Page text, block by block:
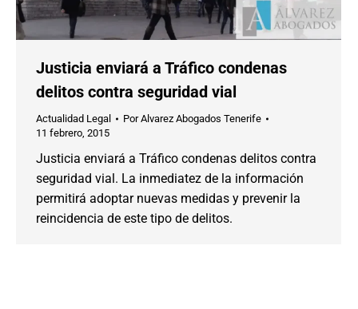
Justicia enviará a Tráfico condenas
delitos contra seguridad vial
Actualidad Legal PorAlvarez Abogados Tenerife
11 febrero, 2015
Justicia enviará a Tráfico condenas delitos contra
seguridad vial. La inmediatez de la información
permitirá adoptar nuevas medidas y prevenir la
reincidencia de este tipo de delitos.